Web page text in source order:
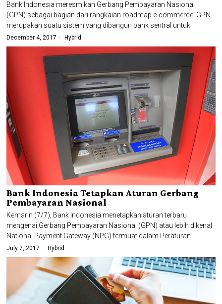
Bank Indonesia meresmikan Gerbang Pembayaran Nasional
(GPN) sebagai bagian dari rangkaian roadmap e-commerce. GPN
merupakan suatu sistem yang dibangun bank sentral untuk
December 4, 2017 Hybrid
Bank Indonesia Tetapkan Aturan Gerbang
Pembayaran Nasional
Kemarin (7/7), Bank Indonesia menetapkan aturan terbaru
mengenai Gerbang Pembayaran Nasional (GPN) atau lebih dikenal
National Payment Gateway (NPG) termuat dalam Peraturan
July 7, 2017 Hybrid